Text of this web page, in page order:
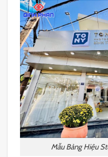
Mẫu Bảng Hiệu